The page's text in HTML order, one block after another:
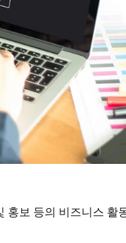
보 등의 비즈니스 활